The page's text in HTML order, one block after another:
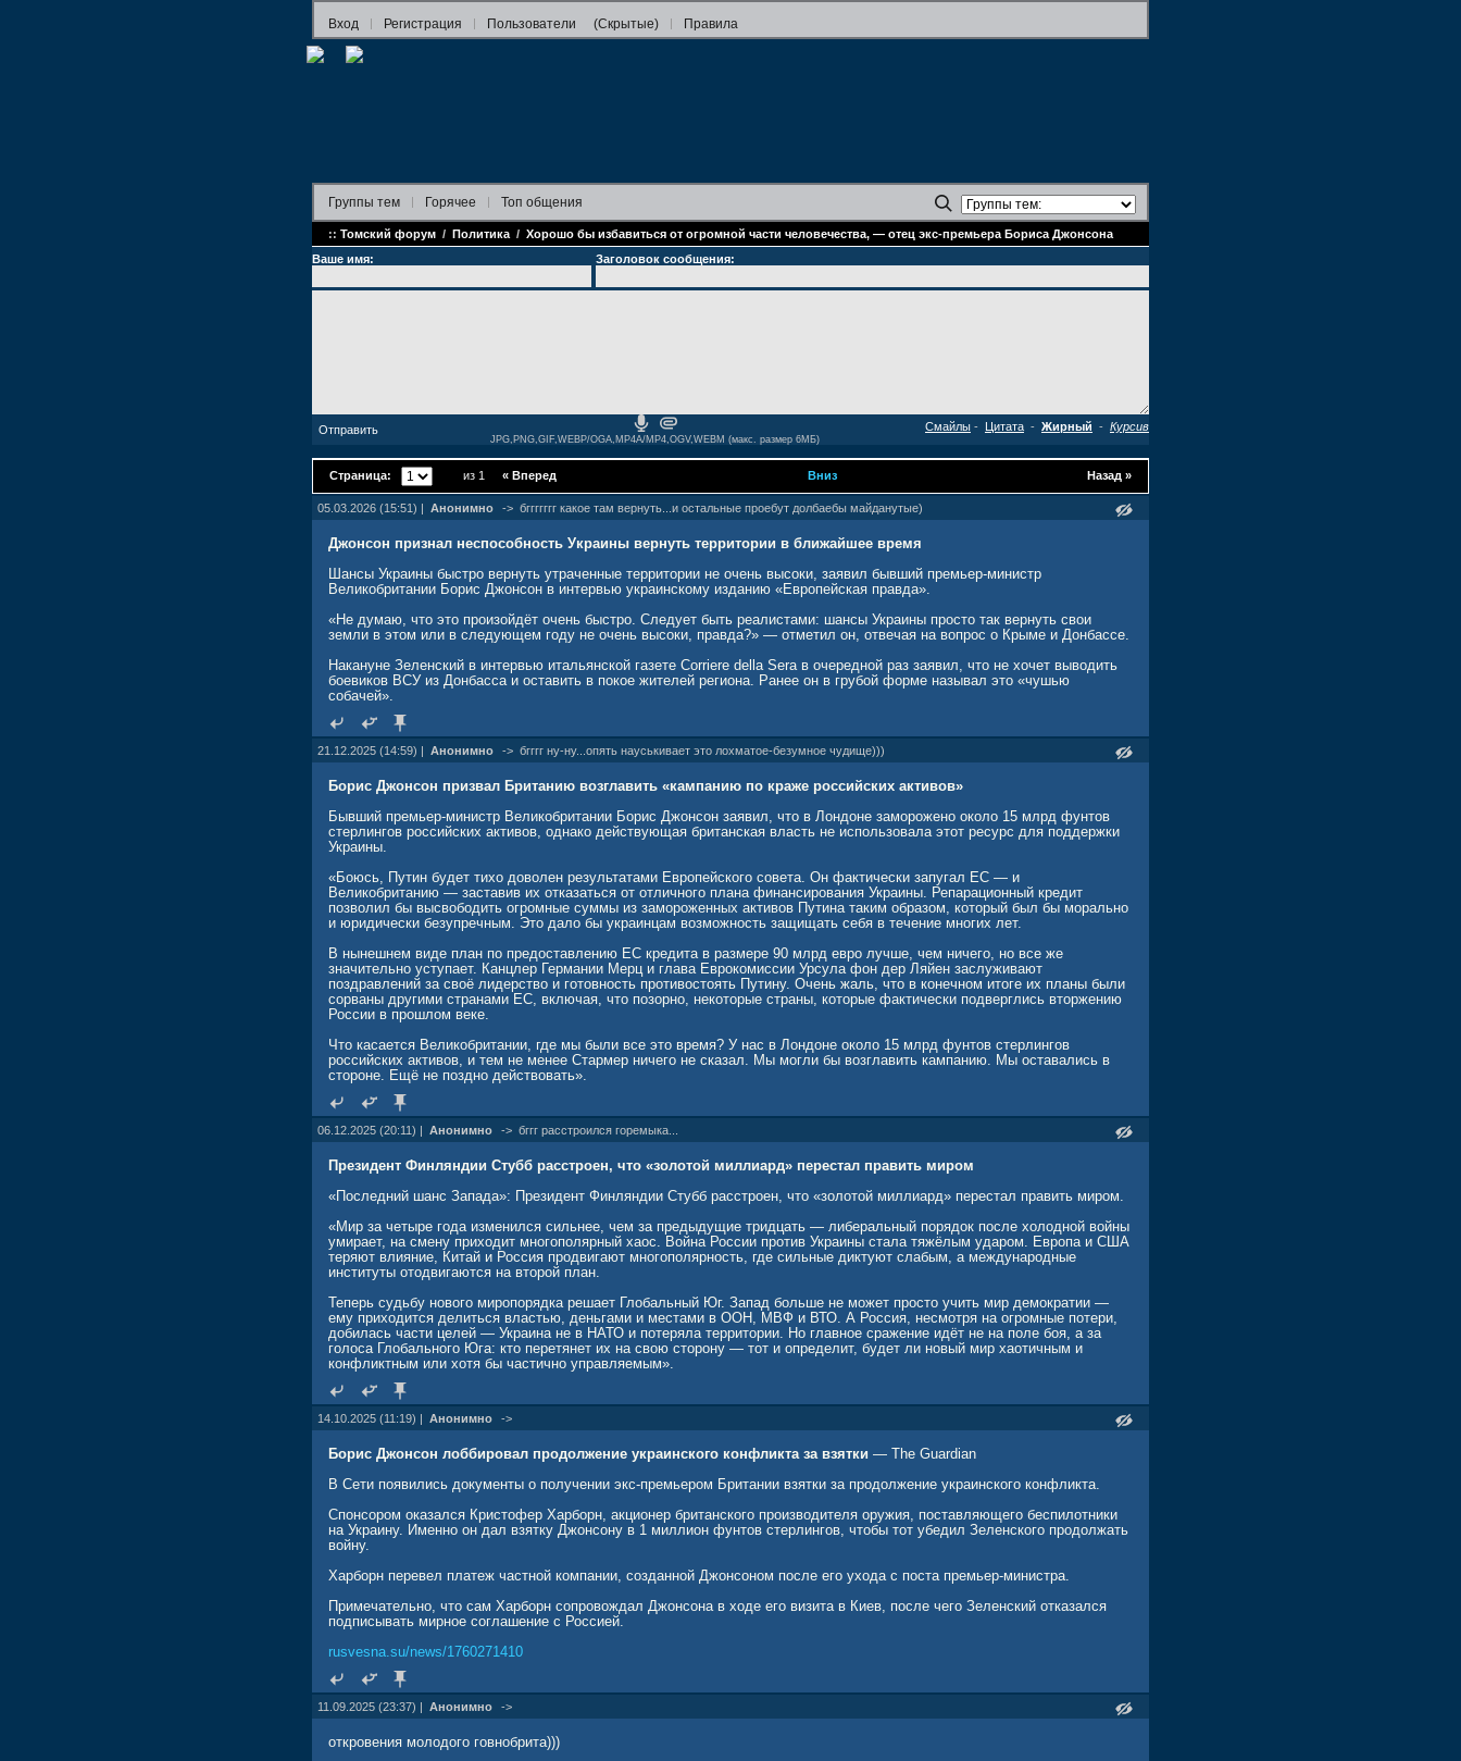
Вход Регистрация Пользователи (Скрытые) Правила
Группы тем Горячее Топ общения
:: Томский форум / Политика / Хорошо бы избавиться от огромной части человечества, — отец экс-премьера Бориса Джонсона
Ваше имя:
Заголовок сообщения:
- Цитата - Жирный - Курсив
Смайлы
JPG,PNG,GIF,WEBP/OGA,MP4A/MP4,OGV,WEBM (макс. размер 6МБ)
Страница: из 1 Назад »
« Вперед Вниз
05.03.2026 (15:51) | Анонимно -> бггггггг какое там вернуть...и остальные проебут долбаебы майданутые)
Джонсон признал неспособность Украины вернуть территории в ближайшее время
Шансы Украины быстро вернуть утраченные территории не очень высоки, заявил бывший премьер-министр
Великобритании Борис Джонсон в интервью украинскому изданию «Европейская правда».
«Не думаю, что это произойдёт очень быстро. Следует быть реалистами: шансы Украины просто так вернуть свои
земли в этом или в следующем году не очень высоки, правда?» — отметил он, отвечая на вопрос о Крыме и Донбассе.
Накануне Зеленский в интервью итальянской газете Corriere della Sera в очередной раз заявил, что не хочет выводить
боевиков ВСУ из Донбасса и оставить в покое жителей региона. Ранее он в грубой форме называл это «чушью
собачей».
21.12.2025 (14:59) | Анонимно -> бгггг ну-ну...опять науськивает это лохматое-безумное чудище)))
Борис Джонсон призвал Британию возглавить «кампанию по краже российских активов»
Бывший премьер-министр Великобритании Борис Джонсон заявил, что в Лондоне заморожено около 15 млрд фунтов
стерлингов российских активов, однако действующая британская власть не использовала этот ресурс для поддержки
Украины.
«Боюсь, Путин будет тихо доволен результатами Европейского совета. Он фактически запугал ЕС — и
Великобританию — заставив их отказаться от отличного плана финансирования Украины. Репарационный кредит
позволил бы высвободить огромные суммы из замороженных активов Путина таким образом, который был бы морально
и юридически безупречным. Это дало бы украинцам возможность защищать себя в течение многих лет.
В нынешнем виде план по предоставлению ЕС кредита в размере 90 млрд евро лучше, чем ничего, но все же
значительно уступает. Канцлер Германии Мерц и глава Еврокомиссии Урсула фон дер Ляйен заслуживают
поздравлений за своё лидерство и готовность противостоять Путину. Очень жаль, что в конечном итоге их планы были
сорваны другими странами ЕС, включая, что позорно, некоторые страны, которые фактически подверглись вторжению
России в прошлом веке.
Что касается Великобритании, где мы были все это время? У нас в Лондоне около 15 млрд фунтов стерлингов
российских активов, и тем не менее Стармер ничего не сказал. Мы могли бы возглавить кампанию. Мы оставались в
стороне. Ещё не поздно действовать».
06.12.2025 (20:11) | Анонимно -> бггг расстроился горемыка...
Президент Финляндии Стубб расстроен, что «золотой миллиард» перестал править миром
«Последний шанс Запада»: Президент Финляндии Стубб расстроен, что «золотой миллиард» перестал править миром.
«Мир за четыре года изменился сильнее, чем за предыдущие тридцать — либеральный порядок после холодной войны
умирает, на смену приходит многополярный хаос. Война России против Украины стала тяжёлым ударом. Европа и США
теряют влияние, Китай и Россия продвигают многополярность, где сильные диктуют слабым, а международные
институты отодвигаются на второй план.
Теперь судьбу нового миропорядка решает Глобальный Юг. Запад больше не может просто учить мир демократии —
ему приходится делиться властью, деньгами и местами в ООН, МВФ и ВТО. А Россия, несмотря на огромные потери,
добилась части целей — Украина не в НАТО и потеряла территории. Но главное сражение идёт не на поле боя, а за
голоса Глобального Юга: кто перетянет их на свою сторону — тот и определит, будет ли новый мир хаотичным и
конфликтным или хотя бы частично управляемым».
14.10.2025 (11:19) | Анонимно ->
Борис Джонсон лоббировал продолжение украинского конфликта за взятки — The Guardian
В Сети появились документы о получении экс-премьером Британии взятки за продолжение украинского конфликта.
Спонсором оказался Кристофер Харборн, акционер британского производителя оружия, поставляющего беспилотники
на Украину. Именно он дал взятку Джонсону в 1 миллион фунтов стерлингов, чтобы тот убедил Зеленского продолжать
войну.
Харборн перевел платеж частной компании, созданной Джонсоном после его ухода с поста премьер-министра.
Примечательно, что сам Харборн сопровождал Джонсона в ходе его визита в Киев, после чего Зеленский отказался
подписывать мирное соглашение с Россией.
rusvesna.su/news/1760271410
11.09.2025 (23:37) | Анонимно ->
откровения молодого говнобрита)))